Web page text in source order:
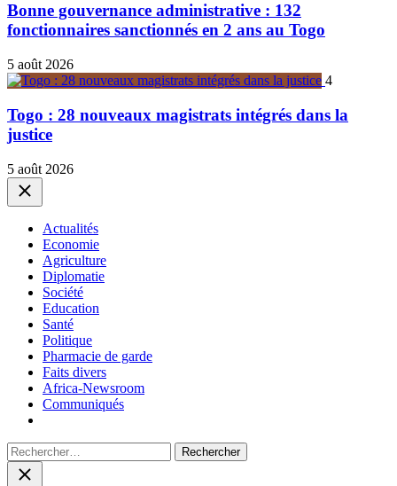
Bonne gouvernance administrative : 132
fonctionnaires sanctionnés en 2 ans au Togo
5 août 2026
4
Togo : 28 nouveaux magistrats intégrés dans la
justice
5 août 2026
Close
Actualités
Economie
Agriculture
Diplomatie
Société
Education
Santé
Politique
Pharmacie de garde
Faits divers
Africa-Newsroom
Communiqués
Rechercher :
Close
search